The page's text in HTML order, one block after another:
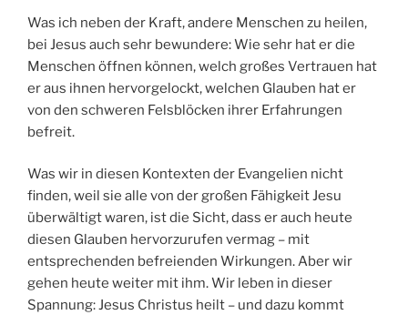
Was ich neben der Kraft, andere Menschen zu heilen,
bei Jesus auch sehr bewundere: Wie sehr hat er die
Menschen öffnen können, welch großes Vertrauen hat
er aus ihnen hervorgelockt, welchen Glauben hat er
von den schweren Felsblöcken ihrer Erfahrungen
befreit.
Was wir in diesen Kontexten der Evangelien nicht
finden, weil sie alle von der großen Fähigkeit Jesu
überwältigt waren, ist die Sicht, dass er auch heute
diesen Glauben hervorzurufen vermag – mit
entsprechenden befreienden Wirkungen. Aber wir
gehen heute weiter mit ihm. Wir leben in dieser
Spannung: Jesus Christus heilt – und dazu kommt